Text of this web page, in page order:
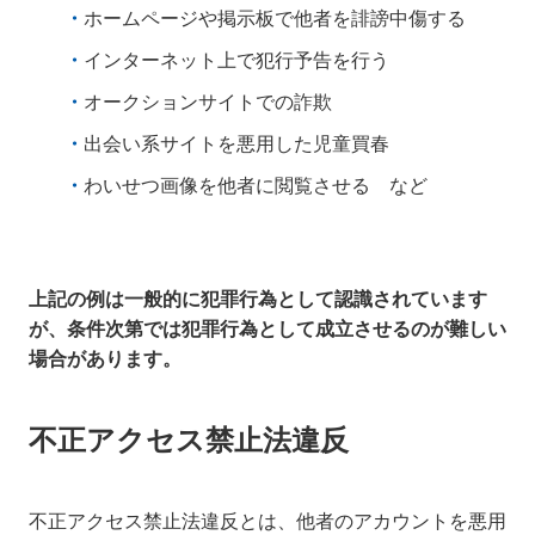
ホームページや掲示板で他者を誹謗中傷する
インターネット上で犯行予告を行う
オークションサイトでの詐欺
出会い系サイトを悪用した児童買春
わいせつ画像を他者に閲覧させる など
上記の例は一般的に犯罪行為として認識されています
が、条件次第では犯罪行為として成立させるのが難しい
場合があります。
不正アクセス禁止法違反
不正アクセス禁止法違反とは、他者のアカウントを悪用